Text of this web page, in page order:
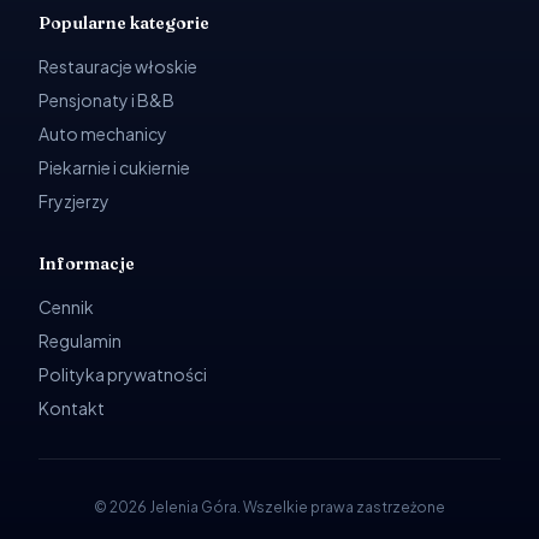
Popularne kategorie
Restauracje włoskie
Pensjonaty i B&B
Auto mechanicy
Piekarnie i cukiernie
Fryzjerzy
Informacje
Cennik
Regulamin
Polityka prywatności
Kontakt
© 2026 Jelenia Góra. Wszelkie prawa zastrzeżone